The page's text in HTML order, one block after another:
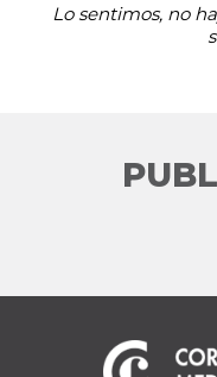
Lo sentimos, no